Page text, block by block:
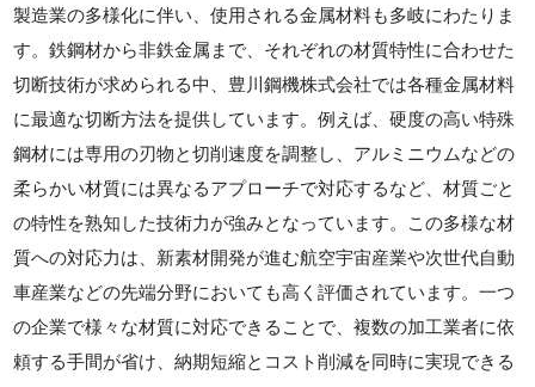
製造業の多様化に伴い、使用される金属材料も多岐にわたりま
す。鉄鋼材から非鉄金属まで、それぞれの材質特性に合わせた
切断技術が求められる中、豊川鋼機株式会社では各種金属材料
に最適な切断方法を提供しています。例えば、硬度の高い特殊
鋼材には専用の刃物と切削速度を調整し、アルミニウムなどの
柔らかい材質には異なるアプローチで対応するなど、材質ごと
の特性を熟知した技術力が強みとなっています。この多様な材
質への対応力は、新素材開発が進む航空宇宙産業や次世代自動
車産業などの先端分野においても高く評価されています。一つ
の企業で様々な材質に対応できることで、複数の加工業者に依
頼する手間が省け、納期短縮とコスト削減を同時に実現できる